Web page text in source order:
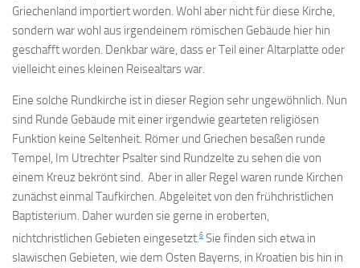
Griechenland importiert worden. Wohl aber nicht für diese Kirche,
sondern war wohl aus irgendeinem römischen Gebäude hier hin
geschafft worden. Denkbar wäre, dass er Teil einer Altarplatte oder
vielleicht eines kleinen Reisealtars war.
Eine solche Rundkirche ist in dieser Region sehr ungewöhnlich. Nun
sind Runde Gebäude mit einer irgendwie gearteten religiösen
Funktion keine Seltenheit. Römer und Griechen besaßen runde
Tempel, Im Utrechter Psalter sind Rundzelte zu sehen die von
einem Kreuz bekrönt sind. Aber in aller Regel waren runde Kirchen
zunächst einmal Taufkirchen. Abgeleitet von den frühchristlichen
Baptisterium. Daher wurden sie gerne in eroberten,
nichtchristlichen Gebieten eingesetzt.6 Sie finden sich etwa in
slawischen Gebieten, wie dem Osten Bayerns, in Kroatien bis hin in